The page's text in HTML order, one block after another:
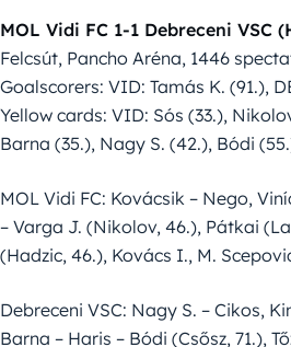
MOL Vidi FC 1-1 Debreceni VSC
Felcsút, Pancho Aréna, 1446
Goalscorers: VID: Tamás K. (91.),
Yellow cards: VID: Sós (33.),
Barna (35.), Nagy S. (42.), Bódi
MOL Vidi FC: Kovácsik – Nego,
– Varga J. (Nikolov, 46.), Pátkai
(Hadzic, 46.), Kovács I., M.
Debreceni VSC: Nagy S. – Cikos,
Barna – Haris – Bódi (Csősz, 71.),